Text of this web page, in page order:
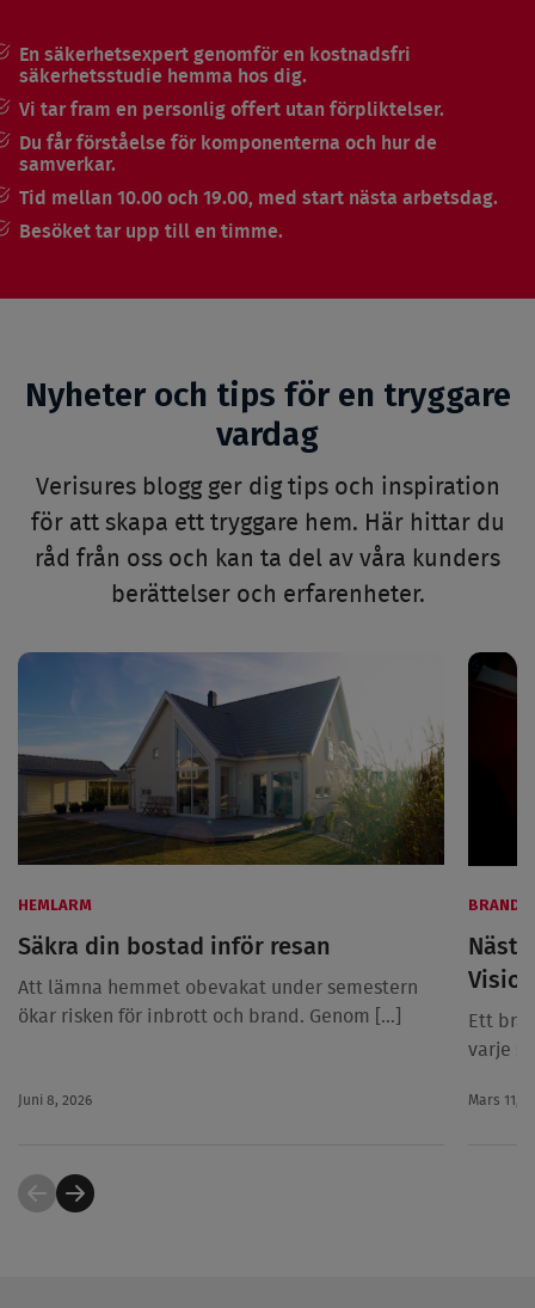
En säkerhetsexpert genomför en kostnadsfri
säkerhetsstudie hemma hos dig.
Vi tar fram en personlig offert utan förpliktelser.
Du får förståelse för komponenterna och hur de
samverkar.
Tid mellan 10.00 och 19.00, med start nästa arbetsdag.
Besöket tar upp till en timme.
Nyheter och tips för en tryggare
vardag
Verisures blogg ger dig tips och inspiration
för att skapa ett tryggare hem. Här hittar du
råd från oss och kan ta del av våra kunders
berättelser och erfarenheter.
HEMLARM
Säkra din bostad inför resan
Att lämna hemmet obevakat under semestern
ökar risken för inbrott och brand. Genom [...]
Juni 8, 2026
Ett
varje
Mars 11,